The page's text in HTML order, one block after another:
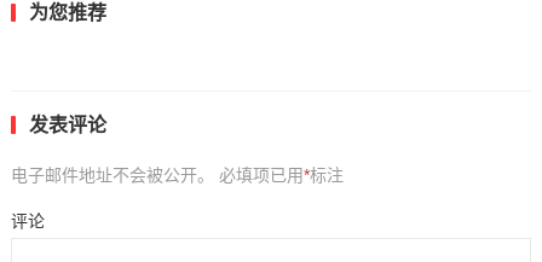
为您推荐
发表评论
电子邮件地址不会被公开。 必填项已用*标注
评论